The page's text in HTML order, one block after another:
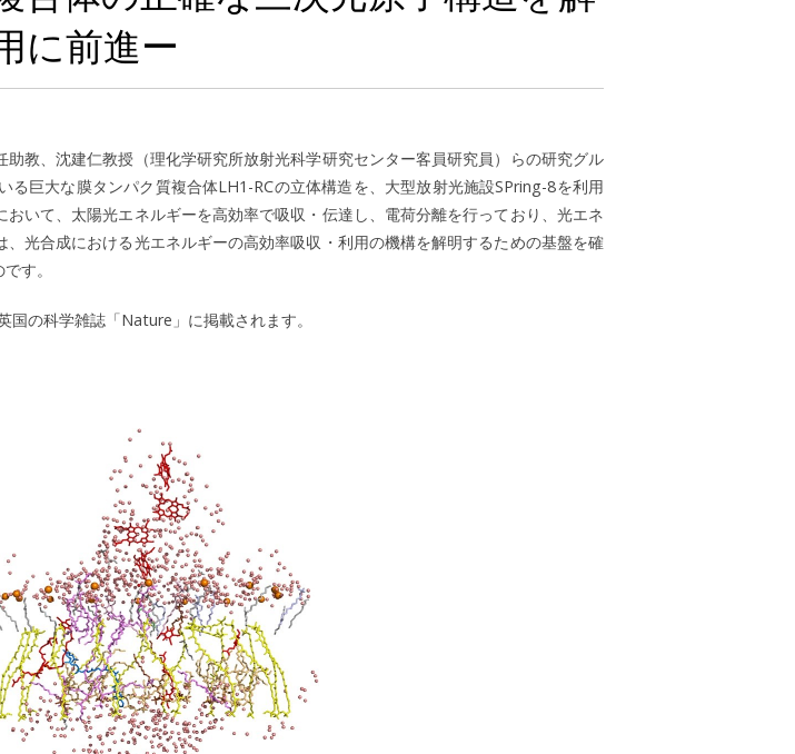
に前進ー
教、沈建仁教授（理化学研究所放射光科学研究センター客員研究員）らの研究グル
巨大な膜タンパク質複合体LH1-RCの立体構造を、大型放射光施設SPring-8を利用
いて、太陽光エネルギーを高効率で吸収・伝達し、電荷分離を行っており、光エネ
光合成における光エネルギーの高効率吸収・利用の機構を解明するための基盤を確
す。
の科学雑誌「Nature」に掲載されます。